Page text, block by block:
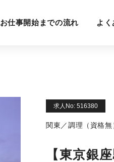
お仕事開始までの流れ よく
求人No: 516380
関東／調理（資格無
【東京銀